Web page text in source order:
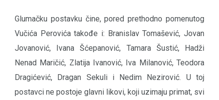
Glumačku postavku čine, pored prethodno pomenutog
Vučića Perovića takođe i: Branislav Tomašević, Jovan
Jovanović, Ivana Šćepanović, Tamara Šustić, Hadži
Nenad Maričić, Zlatija Ivanović, Iva Milanović, Teodora
Dragićević, Dragan Sekuli i Nedim Nezirović. U toj
postavci ne postoje glavni likovi, koji uzimaju primat, svi